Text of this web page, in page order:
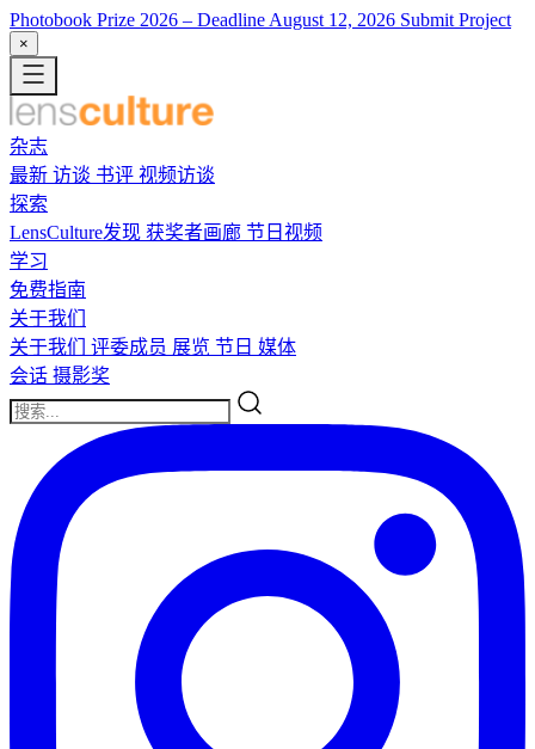
Photobook Prize 2026 – Deadline August 12, 2026 Submit Project
×
杂志
最新 访谈 书评 视频访谈
探索
LensCulture发现 获奖者画廊 节日视频
学习
免费指南
关于我们
关于我们 评委成员 展览 节日 媒体
会话 摄影奖